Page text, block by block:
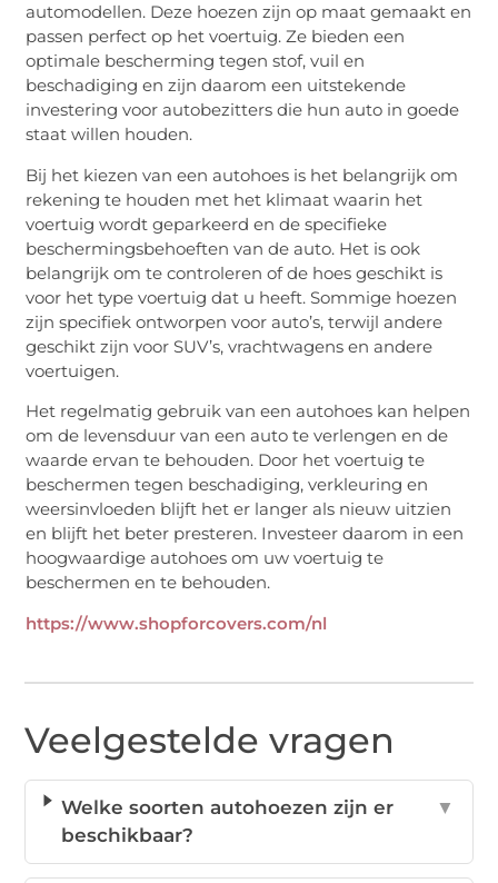
automodellen. Deze hoezen zijn op maat gemaakt en
passen perfect op het voertuig. Ze bieden een
optimale bescherming tegen stof, vuil en
beschadiging en zijn daarom een uitstekende
investering voor autobezitters die hun auto in goede
staat willen houden.
Bij het kiezen van een autohoes is het belangrijk om
rekening te houden met het klimaat waarin het
voertuig wordt geparkeerd en de specifieke
beschermingsbehoeften van de auto. Het is ook
belangrijk om te controleren of de hoes geschikt is
voor het type voertuig dat u heeft. Sommige hoezen
zijn specifiek ontworpen voor auto’s, terwijl andere
geschikt zijn voor SUV’s, vrachtwagens en andere
voertuigen.
Het regelmatig gebruik van een autohoes kan helpen
om de levensduur van een auto te verlengen en de
waarde ervan te behouden. Door het voertuig te
beschermen tegen beschadiging, verkleuring en
weersinvloeden blijft het er langer als nieuw uitzien
en blijft het beter presteren. Investeer daarom in een
hoogwaardige autohoes om uw voertuig te
beschermen en te behouden.
https://www.shopforcovers.com/nl
Veelgestelde vragen
Welke soorten autohoezen zijn er
beschikbaar?
▼